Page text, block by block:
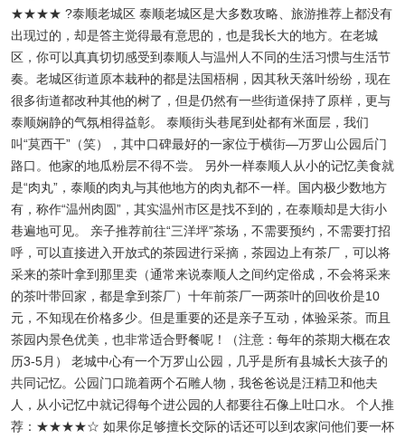
★★★★ ?泰顺老城区 泰顺老城区是大多数攻略、旅游推荐上都没有
出现过的，却是答主觉得最有意思的，也是我长大的地方。在老城
区，你可以真真切切感受到泰顺人与温州人不同的生活习惯与生活节
奏。老城区街道原本栽种的都是法国梧桐，因其秋天落叶纷纷，现在
很多街道都改种其他的树了，但是仍然有一些街道保持了原样，更与
泰顺娴静的气氛相得益彰。 泰顺街头巷尾到处都有米面层，我们
叫“莫西干”（笑），其中口碑最好的一家位于横街—万罗山公园后门
路口。他家的地瓜粉层不得不尝。 另外一样泰顺人从小的记忆美食就
是“肉丸”，泰顺的肉丸与其他地方的肉丸都不一样。国内极少数地方
有，称作“温州肉圆”，其实温州市区是找不到的，在泰顺却是大街小
巷遍地可见。 亲子推荐前往“三洋坪”茶场，不需要预约，不需要打招
呼，可以直接进入开放式的茶园进行采摘，茶园边上有茶厂，可以将
采来的茶叶拿到那里卖（通常来说泰顺人之间约定俗成，不会将采来
的茶叶带回家，都是拿到茶厂）十年前茶厂一两茶叶的回收价是10
元，不知现在价格多少。但是重要的还是亲子互动，体验采茶。而且
茶园内景色优美，也非常适合野餐呢！（注意：每年的茶期大概在农
历3-5月） 老城中心有一个万罗山公园，几乎是所有县城长大孩子的
共同记忆。公园门口跪着两个石雕人物，我爸爸说是汪精卫和他夫
人，从小记忆中就记得每个进公园的人都要往石像上吐口水。 个人推
荐：★★★★☆ 如果你足够擅长交际的话还可以到农家问他们要一杯